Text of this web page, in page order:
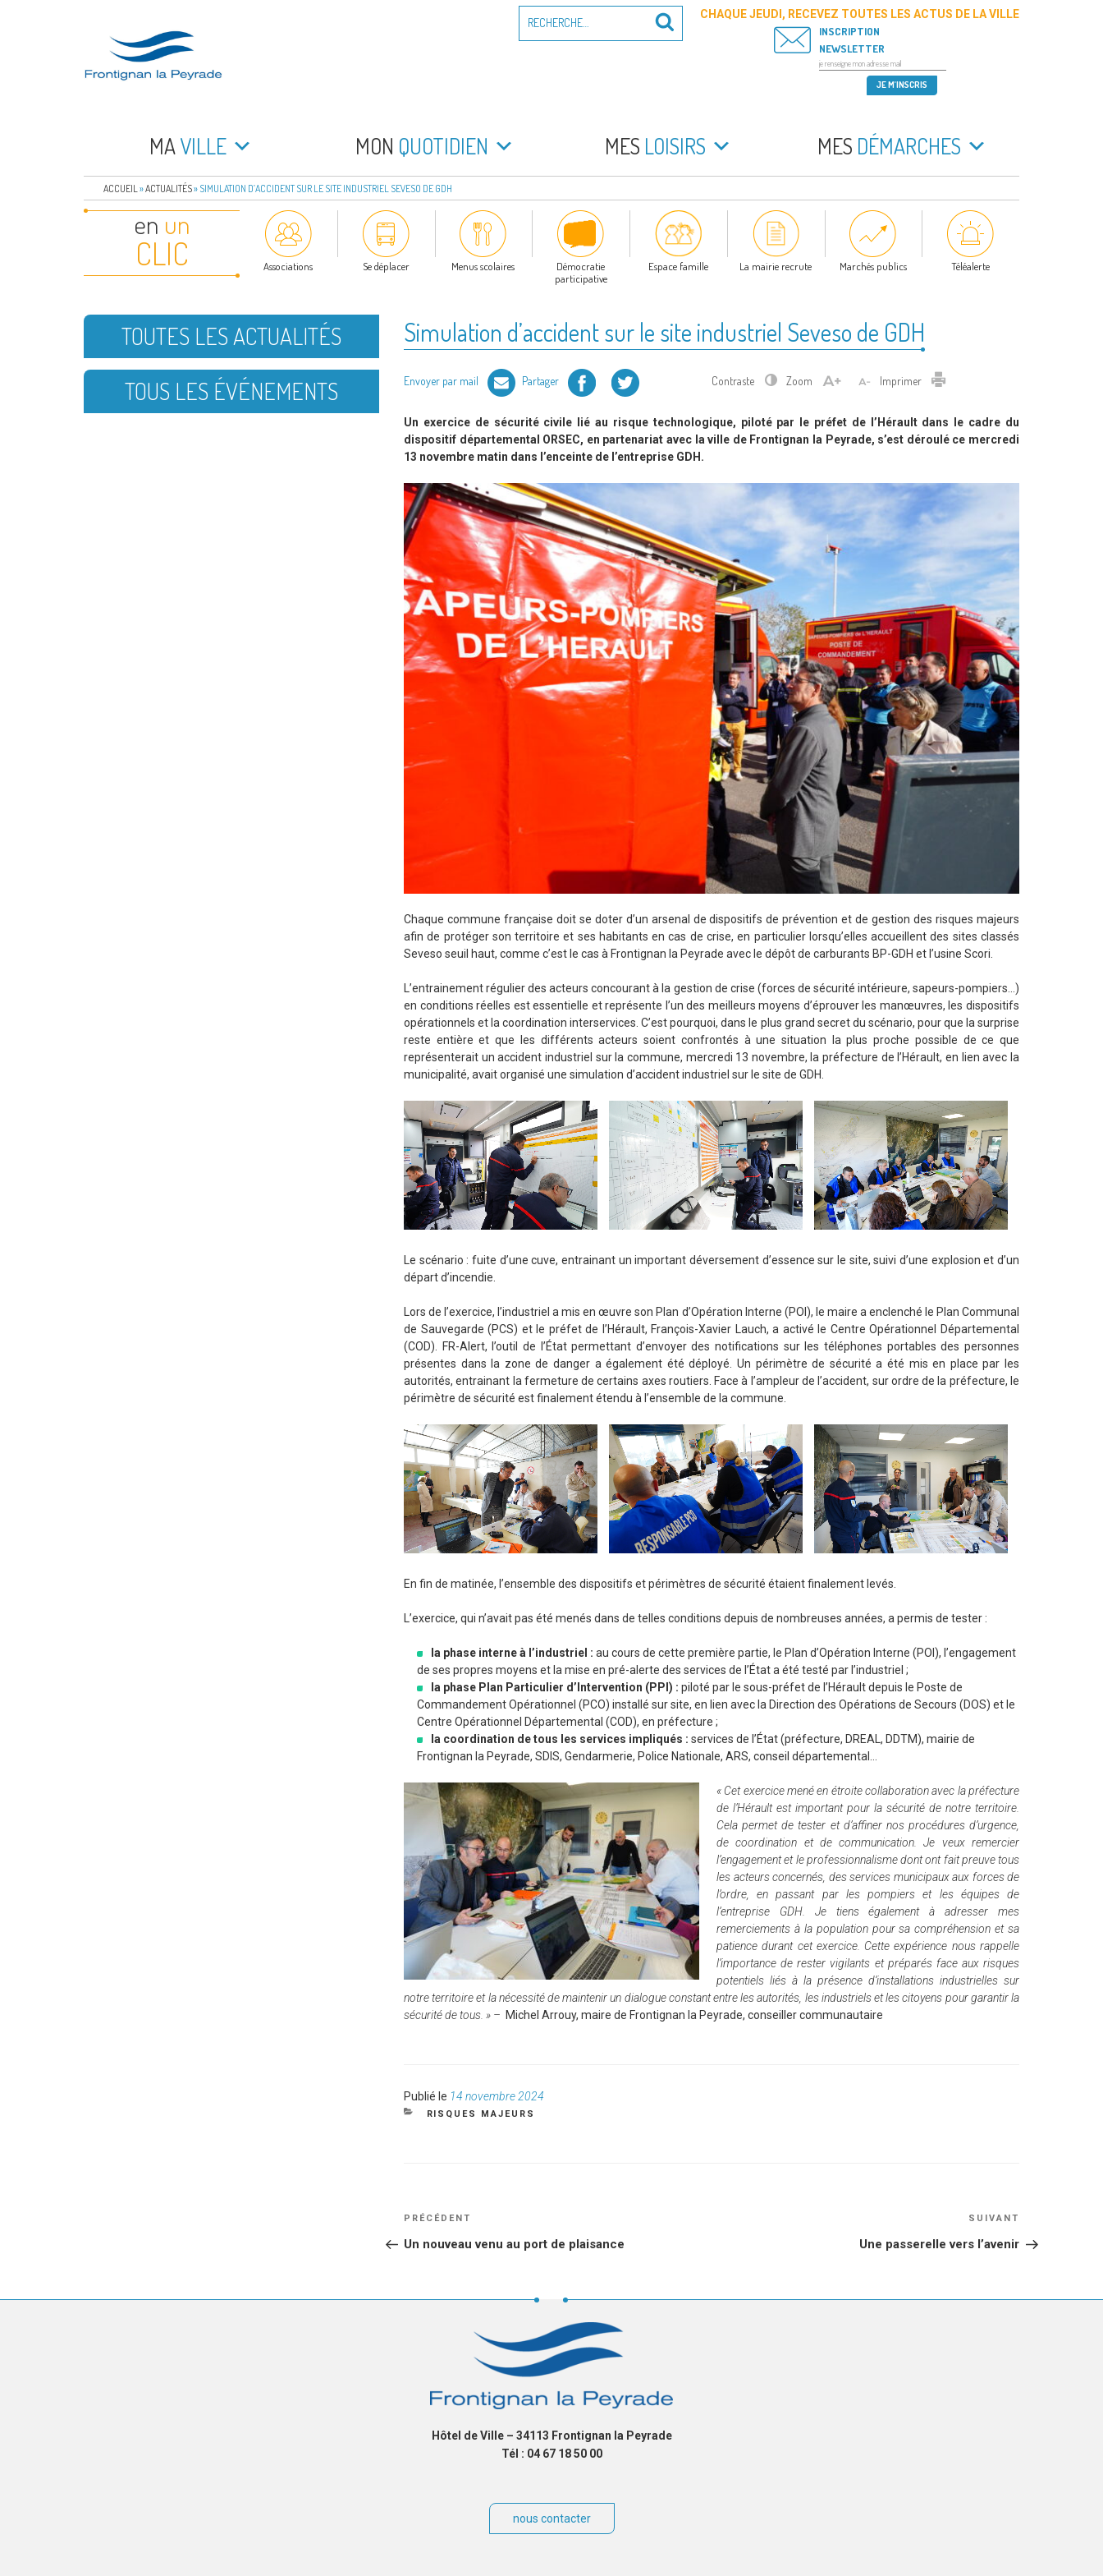
FRONTIGNAN LA PEYRADE
pour
Recherche
CHAQUE JEUDI, RECEVEZ TOUTES LES ACTUS DE LA VILLE
INSCRIPTION
NEWSLETTER
MAVILLE MON QUOTIDIEN MES LOISIRS MES DÉMARCHES
ACCUEIL »ACTUALITÉS» SIMULATION D’ACCIDENT SUR LE SITE INDUSTRIEL SEVESO DE GDH
en un
CLIC Associations Se déplacer Menus scolaires
Démocratie
participative
Espace famille La mairie recrute Marchés publics Téléalerte
Simulation d’accident sur le site industriel Seveso de GDH
Envoyer par mail Partager Facebook Twitter Contraste Zoom Imprimer Imprimer
Un exercice de sécurité civile lié au risque technologique, piloté par le préfet de l’Hérault dans le cadre du
dispositif départemental ORSEC, en partenariat avec la ville de Frontignan la Peyrade, s’est déroulé ce mercredi
13 novembre matin dans l’enceinte de l’entreprise GDH.
Chaque commune française doit se doter d’un arsenal de dispositifs de prévention et de gestion des risques majeurs
afin de protéger son territoire et ses habitants en cas de crise, en particulier lorsqu’elles accueillent des sites classés
Seveso seuil haut, comme c’est le cas à Frontignan la Peyrade avec le dépôt de carburants BP-GDH et l’usine Scori.
L’entrainement régulier des acteurs concourant à la gestion de crise (forces de sécurité intérieure, sapeurs-pompiers…)
en conditions réelles est essentielle et représente l’un des meilleurs moyens d’éprouver les manœuvres, les dispositifs
opérationnels et la coordination interservices. C’est pourquoi, dans le plus grand secret du scénario, pour que la surprise
reste entière et que les différents acteurs soient confrontés à une situation la plus proche possible de ce que
représenterait un accident industriel sur la commune, mercredi 13 novembre, la préfecture de l’Hérault, en lien avec la
municipalité, avait organisé une simulation d’accident industriel sur le site de GDH.
Le scénario : fuite d’une cuve, entrainant un important déversement d’essence sur le site, suivi d’une explosion et d’un
départ d’incendie.
Lors de l’exercice, l’industriel a mis en œuvre son Plan d’Opération Interne (POI), le maire a enclenché le Plan Communal
de Sauvegarde (PCS) et le préfet de l’Hérault, François-Xavier Lauch, a activé le Centre Opérationnel Départemental
(COD). FR-Alert, l’outil de l’État permettant d’envoyer des notifications sur les téléphones portables des personnes
présentes dans la zone de danger a également été déployé. Un périmètre de sécurité a été mis en place par les
autorités, entrainant la fermeture de certains axes routiers. Face à l’ampleur de l’accident, sur ordre de la préfecture, le
périmètre de sécurité est finalement étendu à l’ensemble de la commune.
En fin de matinée, l’ensemble des dispositifs et périmètres de sécurité étaient finalement levés.
L’exercice, qui n’avait pas été menés dans de telles conditions depuis de nombreuses années, a permis de tester :
la phase interne à l’industriel : au cours de cette première partie, le Plan d’Opération Interne (POI), l’engagement
de ses propres moyens et la mise en pré-alerte des services de l’État a été testé par l’industriel ;
la phase Plan Particulier d’Intervention (PPI) : piloté par le sous-préfet de l’Hérault depuis le Poste de
Commandement Opérationnel (PCO) installé sur site, en lien avec la Direction des Opérations de Secours (DOS) et le
Centre Opérationnel Départemental (COD), en préfecture ;
la coordination de tous les services impliqués : services de l’État (préfecture, DREAL, DDTM), mairie de
Frontignan la Peyrade, SDIS, Gendarmerie, Police Nationale, ARS, conseil départemental…
« Cet exercice mené en étroite collaboration avec la préfecture
de l’Hérault est important pour la sécurité de notre territoire.
Cela permet de tester et d’affiner nos procédures d’urgence,
de coordination et de communication. Je veux remercier
l’engagement et le professionnalisme dont ont fait preuve tous
les acteurs concernés, des services municipaux aux forces de
l’ordre, en passant par les pompiers et les équipes de
l’entreprise GDH. Je tiens également à adresser mes
remerciements à la population pour sa compréhension et sa
patience durant cet exercice. Cette expérience nous rappelle
l’importance de rester vigilants et préparés face aux risques
potentiels liés à la présence d’installations industrielles sur
notre territoire et la nécessité de maintenir un dialogue constant entre les autorités, les industriels et les citoyens pour garantir la
sécurité de tous. » – Michel Arrouy, maire de Frontignan la Peyrade, conseiller communautaire
Publié le Publié
le
14 novembre 2024
CATÉGORIES
RISQUES MAJEURS
NAVIGATION
DE
Article
PRÉCÉDENT
Un nouveau venu au port de plaisance
SUIVANT
Une passerelle vers l’avenir
TOUTES LES ACTUALITÉS
TOUS LES ÉVÉNEMENTS
Hôtel de Ville – 34113 Frontignan la Peyrade
Tél : 04 67 18 50 00
nous contacter